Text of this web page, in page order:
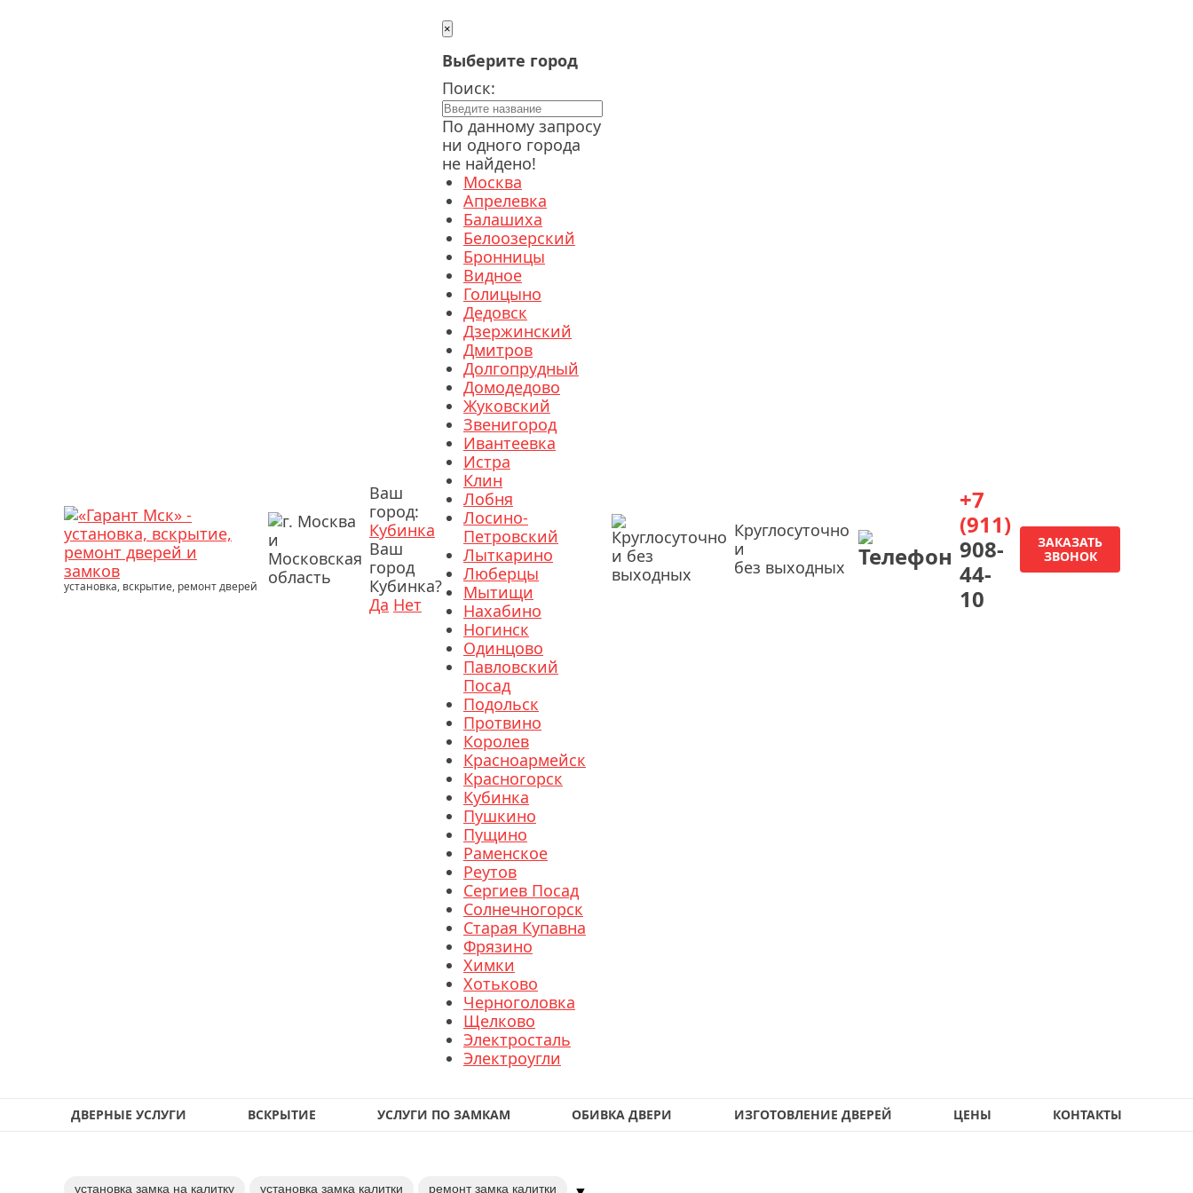
установка, вскрытие, ремонт дверей
Ваш
город:
Кубинка
Ваш
город
Кубинка?
Да Нет
×
Выберите город
Поиск:
По данному запросу
ни одного города
не найдено!
Москва
Апрелевка
Балашиха
Белоозерский
Бронницы
Видное
Голицыно
Дедовск
Дзержинский
Дмитров
Долгопрудный
Домодедово
Жуковский
Звенигород
Ивантеевка
Истра
Клин
Лобня
Лосино-
Петровский
Лыткарино
Люберцы
Мытищи
Нахабино
Ногинск
Одинцово
Павловский
Посад
Подольск
Протвино
Королев
Красноармейск
Красногорск
Кубинка
Пушкино
Пущино
Раменское
Реутов
Сергиев Посад
Солнечногорск
Старая Купавна
Фрязино
Химки
Хотьково
Черноголовка
Щелково
Электросталь
Электроугли
Круглосуточно
и
без выходных
+7
(911)
908-
44-
10
ЗАКАЗАТЬ
ЗВОНОК
ДВЕРНЫЕ УСЛУГИ ВСКРЫТИЕ УСЛУГИ ПО ЗАМКАМ ОБИВКА ДВЕРИ ИЗГОТОВЛЕНИЕ ДВЕРЕЙ ЦЕНЫ КОНТАКТЫ
установка замка на калитку установка замка калитки
ремонт замка калитки